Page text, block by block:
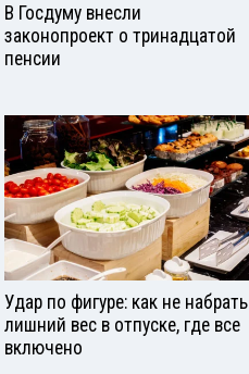
В Госдуму внесли
законопроект о тринадцатой
пенсии
Удар по фигуре: как не набрать
лишний вес в отпуске, где все
включено